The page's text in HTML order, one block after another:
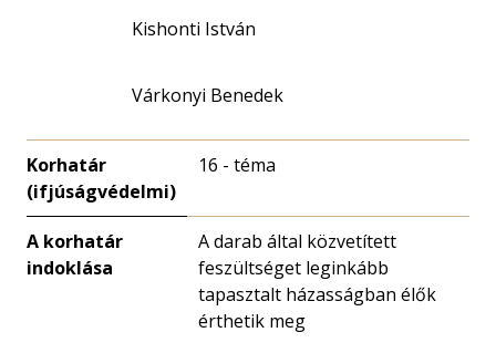
Kishonti István
Várkonyi Benedek
Korhatár
(ifjúságvédelmi)
16 - téma
A korhatár
indoklása
A darab által közvetített
feszültséget leginkább
tapasztalt házasságban élők
érthetik meg